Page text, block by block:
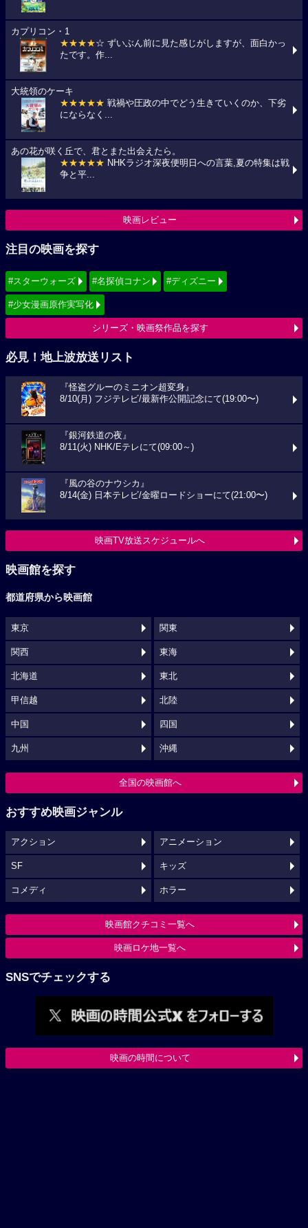
カプリコン・1
★★★★☆ ずいぶん前に見た感じがしますが、面白かっ
たです。作...
大統領のケーキ
★★★★★ 戦禍や圧政の中でどう生きていくのか、下劣
にならなく...
あの花が咲く丘で、君とまた出会えたら。
★★★★★ NHKラジオ深夜便明日への言葉,夏の特集は戦
争と平...
映画レビュー
注目の映画を探す
#スターウォーズ #名探偵コナン #ディズニー
#少女漫画原作実写化
シリーズ・映画祭作品を探す
必見！地上波放送リスト
『怪盗グルーのミニオン超変身』
8/10(月) フジテレビ/最新作公開記念にて(19:00〜)
『銀河鉄道の夜』
8/11(火) NHK/Eテレにて(09:00～)
『風の谷のナウシカ』
8/14(金) 日本テレビ/金曜ロードショーにて(21:00〜)
映画TV放送スケジュールへ
映画館を探す
都道府県から映画館
東京 関東
関西 東海
北海道 東北
甲信越 北陸
中国 四国
九州 沖縄
全国の映画館へ
おすすめ映画ジャンル
アクション アニメーション
SF キッズ
コメディ ホラー
映画館クチコミ一覧へ
映画ロケ地一覧へ
SNSでチェックする
映画の時間について